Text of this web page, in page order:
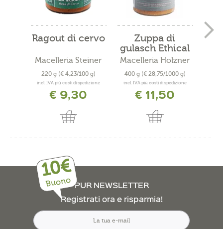
Ragout di cervo
Macelleria Steiner
220 g (€ 4,23/100 g)
incl. IVA più costi di spedizione
€ 9,30
Zuppa di
gulasch Ethical
Beef...
Macelleria Holzner
400 g (€ 28,75/1000 g)
incl. IVA più costi di spedizione
€ 11,50
10€
Buono PUR NEWSLETTER
Registrati ora e risparmia!